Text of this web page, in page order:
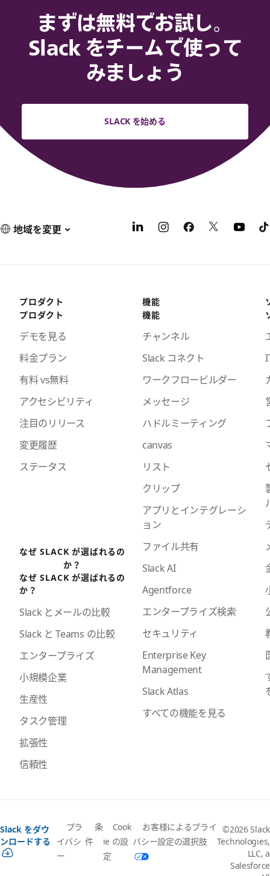
まずは無料でお試し。
Slack をチームで使って
みましょう
SLACK を始める
地域を変更
プロダクト
プロダクト
デモを見る
料金プラン
有料 vs無料
アクセシビリティ
注目のリリース
変更履歴
ステータス
なぜ SLACK が選ばれるの
か？
なぜ SLACK が選ばれるの
か？
Slack とメールの比較
Slack と Teams の比較
エンタープライズ
小規模企業
生産性
タスク管理
拡張性
信頼性
機能
機能
チャンネル
Slack コネクト
ワークフロービルダー
メッセージ
ハドルミーティング
canvas
リスト
クリップ
アプリとインテグレーシ
ョン
ファイル共有
Slack AI
Agentforce
エンタープライズ検索
セキュリティ
Enterprise Key
Management
Slack Atlas
すべての機能を見る
Slack をダウ
ンロードする
プラ
イバシ
ー
条
件
Cook
ie の設
定
お客様によるプライ
バシー設定の選択肢
©2026 Slack
Technologies,
LLC, a
Salesforce